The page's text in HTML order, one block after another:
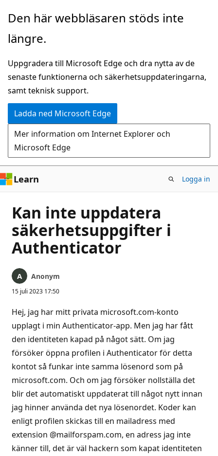
Hoppa
huvudinnehåll
Den här webbläsaren stöds inte
längre.
Uppgradera till Microsoft Edge och dra nytta av de
senaste funktionerna och säkerhetsuppdateringarna,
samt teknisk support.
Ladda ned Microsoft Edge
Mer information om Internet Explorer och
Microsoft Edge
Learn Logga in
Kan inte uppdatera
säkerhetsuppgifter i
Authenticator
Anonym
15 juli 2023 17:50
Hej, jag har mitt privata microsoft.com-konto
upplagt i min Authenticator-app. Men jag har fått
den identiteten kapad på något sätt. Om jag
försöker öppna profilen i Authenticator för detta
kontot så funkar inte samma lösenord som på
microsoft.com. Och om jag försöker nollställa det
blir det automatiskt uppdaterat till något nytt innan
jag hinner använda det nya lösenordet. Koder kan
enligt profilen skickas till en mailadress med
extension @mailforspam.com, en adress jag inte
känner till, det är väl hackern som kapat identiteten